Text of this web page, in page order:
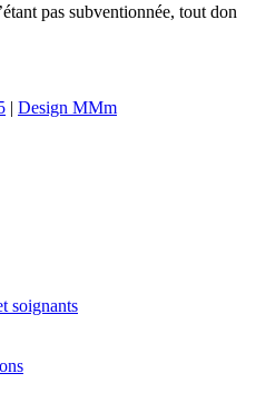
pas subventionnée, tout don
| Design MMm
soignants